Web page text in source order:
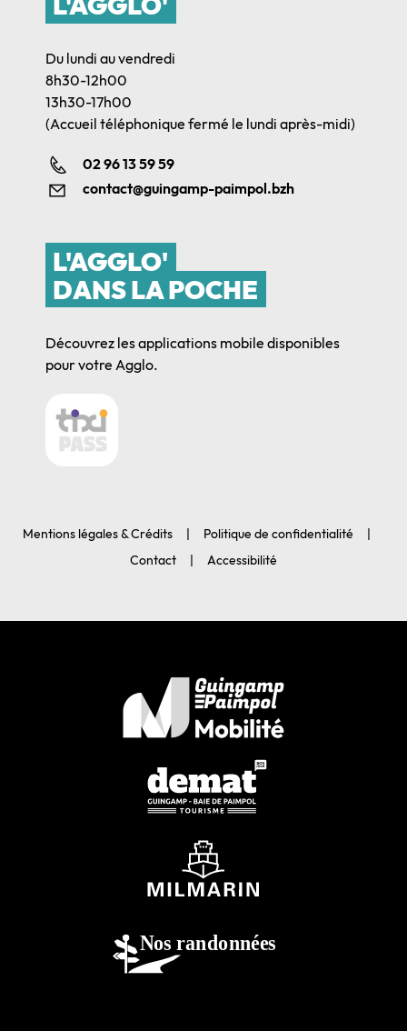
Du lundi au vendredi
8h30-12h00
13h30-17h00
(Accueil téléphonique fermé le lundi après-midi)
02 96 13 59 59
contact@guingamp-paimpol.bzh
L'AGGLO'
DANS LA POCHE
Découvrez les applications mobile disponibles
pour votre Agglo.
Mentions légales & Crédits
Politique de confidentialité
Contact
Accessibilité